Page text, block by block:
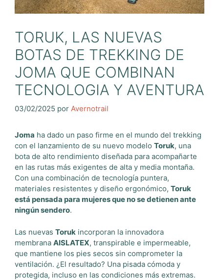
TORUK, LAS NUEVAS
BOTAS DE TREKKING DE
JOMA QUE COMBINAN
TECNOLOGIA Y AVENTURA
03/02/2025 por Avernotrail
Joma ha dado un paso firme en el mundo del trekking
con el lanzamiento de su nuevo modelo Toruk, una
bota de alto rendimiento diseñada para acompañarte
en las rutas más exigentes de alta y media montaña.
Con una combinación de tecnología puntera,
materiales resistentes y diseño ergonómico, Toruk
está pensada para mujeres que no se detienen ante
ningún sendero.
Las nuevas Toruk incorporan la innovadora
membrana AISLATEX, transpirable e impermeable,
que mantiene los pies secos sin comprometer la
ventilación. ¿El resultado? Una pisada cómoda y
protegida, incluso en las condiciones más extremas.